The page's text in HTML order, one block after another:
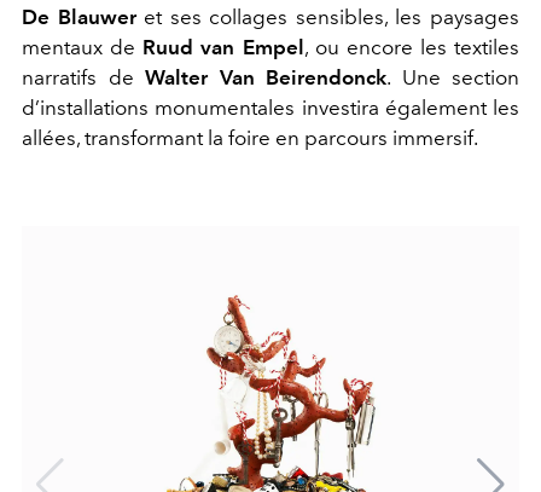
De Blauweret ses collages sensibles, les paysages
mentaux de Ruud van Empel, ou encore les textiles
narratifs de Walter Van Beirendonck. Une section
d’installations monumentales investira également les
allées, transformant la foire en parcours immersif.